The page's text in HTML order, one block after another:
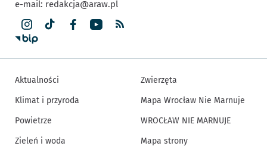
e-mail: redakcja@araw.pl
Aktualności
Klimat i przyroda
Powietrze
Zieleń i woda
Zwierzęta
Mapa Wrocław Nie Marnuje
WROCŁAW NIE MARNUJE
Mapa strony